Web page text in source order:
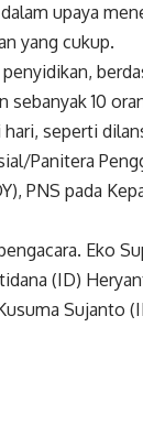
upaya
yang cukup.
10
seperti
Panitera
PNS pada
Eko
(ID)
Sujanto